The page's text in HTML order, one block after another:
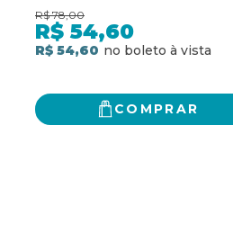
R$ 78,00
R$ 54,60
R$ 54,60
COMPRAR